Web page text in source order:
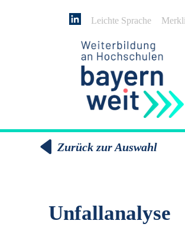
Leichte Sprache
Zurück zur Auswahl
Unfallanalyse